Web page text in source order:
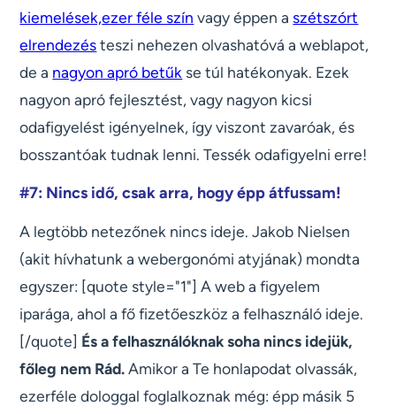
kiemelések,ezer féle szín vagy éppen a szétszórt
elrendezésteszi nehezen olvashatóvá a weblapot,
de a nagyon apró betűk se túl hatékonyak. Ezek
nagyon apró fejlesztést, vagy nagyon kicsi
odafigyelést igényelnek, így viszont zavaróak, és
bosszantóak tudnak lenni. Tessék odafigyelni erre!
#7: Nincs idő, csak arra, hogy épp átfussam!
A legtöbb netezőnek nincs ideje. Jakob Nielsen
(akit hívhatunk a webergonómi atyjának) mondta
egyszer: [quote style="1"] A web a figyelem
iparága, ahol a fő fizetőeszköz a felhasználó ideje.
[/quote] És a felhasználóknak soha nincs idejük,
főleg nem Rád.Amikor a Te honlapodat olvassák,
ezerféle dologgal foglalkoznak még: épp másik 5